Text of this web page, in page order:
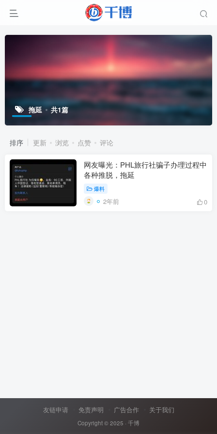
拖延 共1篇
排序 更新 浏览 点赞 评论
网友曝光：PHL旅行社骗子办理过程中
各种推脱，拖延
爆料
2年前 0
友链申请 免责声明 广告合作 关于我们
Copyright © 2025 · 千博